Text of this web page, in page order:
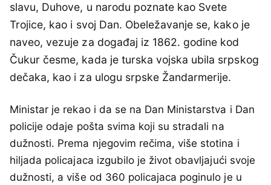
slavu, Duhove, u narodu poznate kao Svete
Trojice, kao i svoj Dan. Obeležavanje se, kako je
naveo, vezuje za događaj iz 1862. godine kod
Čukur česme, kada je turska vojska ubila srpskog
dečaka, kao i za ulogu srpske Žandarmerije.
Ministar je rekao i da se na Dan Ministarstva i Dan
policije odaje pošta svima koji su stradali na
dužnosti. Prema njegovim rečima, više stotina i
hiljada policajaca izgubilo je život obavljajući svoje
dužnosti, a više od 360 policajaca poginulo je u